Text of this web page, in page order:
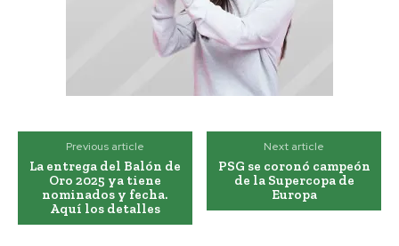
Previous article
La entrega del Balón de
Oro 2025 ya tiene
nominados y fecha.
Aquí los detalles
Next article
PSG se coronó campeón
de la Supercopa de
Europa